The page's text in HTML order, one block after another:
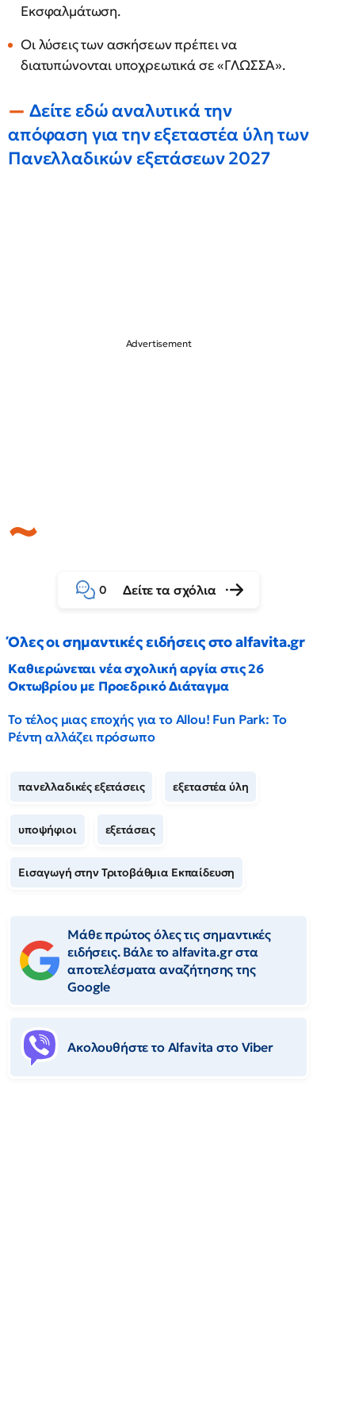
Εκσφαλμάτωση.
Οι λύσεις των ασκήσεων πρέπει να
διατυπώνονται υποχρεωτικά σε «ΓΛΩΣΣΑ».
Δείτε εδώ αναλυτικά την
απόφαση για την εξεταστέα ύλη των
Πανελλαδικών εξετάσεων 2027
0 Δείτε τα σχόλια
Όλες οι σημαντικές ειδήσεις στο alfavita.gr
Καθιερώνεται νέα σχολική αργία στις 26
Οκτωβρίου με Προεδρικό Διάταγμα
Το τέλος μιας εποχής για το Allou! Fun Park: Το
Ρέντη αλλάζει πρόσωπο
πανελλαδικές εξετάσεις εξεταστέα ύλη
υποψήφιοι εξετάσεις
Εισαγωγή στην Τριτοβάθμια Εκπαίδευση
Μάθε πρώτος όλες τις σημαντικές
ειδήσεις. Βάλε το alfavita.gr στα
αποτελέσματα αναζήτησης της
Google
Ακολουθήστε το Αlfavita στο Viber